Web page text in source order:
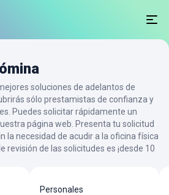
soluciones de adelantos de
sólo prestamistas de confianza y
Puedes solicitar rápidamente un
página web. Presenta tu solicitud
la necesidad de acudir a la oficina física
revisión de las solicitudes es ¡desde 10
Personales